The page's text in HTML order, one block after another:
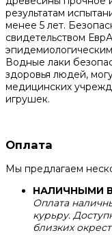
результатам
менее 5 лет.
свидетельством
Водные лаки
здоровья людей,
медицинских
игрушек.
Оплата
Мы предлагаем
НАЛИЧНЫМИ
Оплата
курьру.
близких